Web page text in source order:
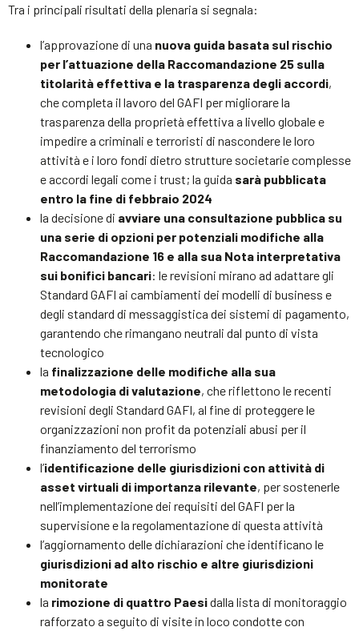
Tra i principali risultati della plenaria si segnala:
l’approvazione di una nuova guida basata sul rischio
per l’attuazione della Raccomandazione 25 sulla
titolarità effettiva e la trasparenza degli accordi,
che completa il lavoro del GAFI per migliorare la
trasparenza della proprietà effettiva a livello globale e
impedire a criminali e terroristi di nascondere le loro
attività e i loro fondi dietro strutture societarie complesse
e accordi legali come i trust; la guida sarà pubblicata
entro la fine di febbraio 2024
la decisione di avviare una consultazione pubblica su
una serie di opzioni per potenziali modifiche alla
Raccomandazione 16 e alla sua Nota interpretativa
sui bonifici bancari: le revisioni mirano ad adattare gli
Standard GAFI ai cambiamenti dei modelli di business e
degli standard di messaggistica dei sistemi di pagamento,
garantendo che rimangano neutrali dal punto di vista
tecnologico
la finalizzazione delle modifiche alla sua
metodologia di valutazione, che riflettono le recenti
revisioni degli Standard GAFI, al fine di proteggere le
organizzazioni non profit da potenziali abusi per il
finanziamento del terrorismo
l’identificazione delle giurisdizioni con attività di
asset virtuali di importanza rilevante, per sostenerle
nell’implementazione dei requisiti del GAFI per la
supervisione e la regolamentazione di questa attività
l’aggiornamento delle dichiarazioni che identificano le
giurisdizioni ad alto rischio e altre giurisdizioni
monitorate
la rimozione di quattro Paesidalla lista di monitoraggio
rafforzato a seguito di visite in loco condotte con